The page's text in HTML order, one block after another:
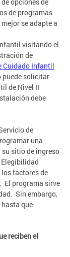
de programas
se adapte a
visitando el
de
Cuidado Infantil
puede solicitar
de Nivel II
debe
de
una
sitio de ingreso
factores de
El programa sirve
Sin embargo,
que
reciben el